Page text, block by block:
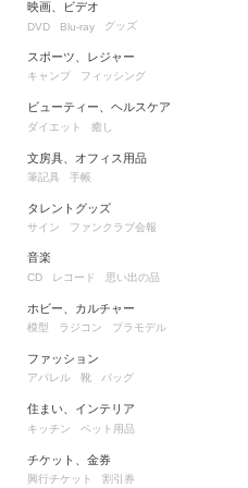
映画、ビデオ
DVD Blu-ray グッズ
スポーツ、レジャー
キャンプ フィッシング
ビューティー、ヘルスケア
ダイエット 癒し
文房具、オフィス用品
筆記具 手帳
タレントグッズ
サイン ファンクラブ会報
音楽
CD レコード 思い出の品
ホビー、カルチャー
模型 ラジコン プラモデル
ファッション
アパレル 靴 バッグ
住まい、インテリア
キッチン ペット用品
チケット、金券
興行チケット 割引券